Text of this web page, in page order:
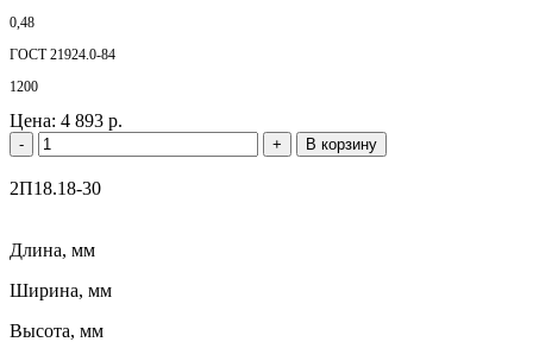
0,48
ГОСТ 21924.0-84
1200
Цена: 4 893 р.
- + В корзину
2П18.18-30
Длина, мм
Ширина, мм
Высота, мм